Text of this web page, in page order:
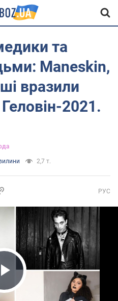
та
Maneskin,
вразили
2021.
2,7 т.
РУС
Video